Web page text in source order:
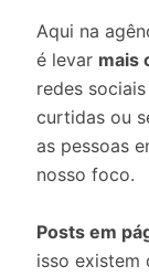
Aqui na
é levar mais
redes
curtidas ou
as pessoas
nosso foco.
Posts em
isso existem